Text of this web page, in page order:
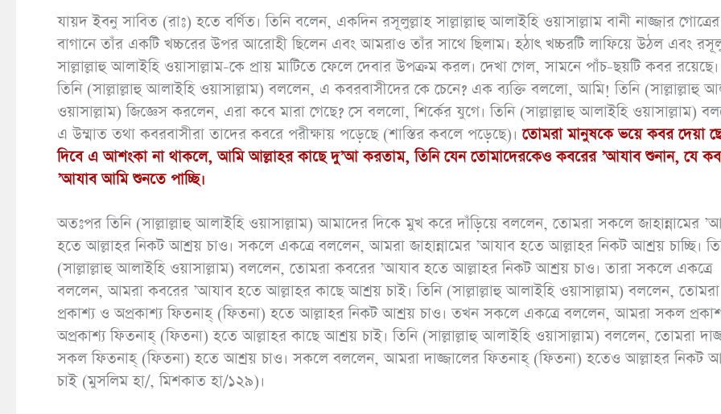
যায়দ ইবনু সাবিত (রাঃ) হতে বর্ণিত। তিনি বলেন, একদিন রসূলুল্লাহ সাল্লাল্লাহু আলাইহি ওয়াসাল্লাম বানী নাজ্জার
বাগানে তাঁর একটি খচ্চরের উপর আরোহী ছিলেন এবং আমরাও তাঁর সাথে ছিলাম। হঠাৎ খচ্চরটি লাফিয়ে উঠল এবং
সাল্লাল্লাহু আলাইহি ওয়াসাল্লাম-কে প্রায় মাটিতে ফেলে দেবার উপক্রম করল। দেখা গেল, সামনে পাঁচ-ছয়টি কবর
তিনি (সাল্লাল্লাহু আলাইহি ওয়াসাল্লাম) বললেন, এ কবরবাসীদের কে চেনে? এক ব্যক্তি বললো, আমি! তিনি (সাল্লাল্লাহু
ওয়াসাল্লাম) জিজ্ঞেস করলেন, এরা কবে মারা গেছে? সে বললো, শির্কের যুগে। তিনি (সাল্লাল্লাহু আলাইহি ওয়াসাল্লাম)
এ উম্মাত তথা কবরবাসীরা তাদের কবরে পরীক্ষায় পড়েছে (শাস্তির কবলে পড়েছে)।তোমরা মানুষকে ভয়ে কবর দেয়া
দিবে এ আশংকা না থাকলে, আমি আল্লাহর কাছে দু’আ করতাম, তিনি যেন তোমাদেরকেও কবরের ’আযাব শুনান, যে
’আযাব আমি শুনতে পাচ্ছি।
অতঃপর তিনি (সাল্লাল্লাহু আলাইহি ওয়াসাল্লাম) আমাদের দিকে মুখ করে দাঁড়িয়ে বললেন, তোমরা সকলে জাহান্নামের
হতে আল্লাহর নিকট আশ্রয় চাও। সকলে একত্রে বললেন, আমরা জাহান্নামের ’আযাব হতে আল্লাহর নিকট আশ্রয় চাচ্ছি।
(সাল্লাল্লাহু আলাইহি ওয়াসাল্লাম) বললেন, তোমরা কবরের ’আযাব হতে আল্লাহর নিকট আশ্রয় চাও। তারা সকলে একত্রে
বললেন, আমরা কবরের ’আযাব হতে আল্লাহর কাছে আশ্রয় চাই। তিনি (সাল্লাল্লাহু আলাইহি ওয়াসাল্লাম) বললেন,
প্রকাশ্য ও অপ্রকাশ্য ফিতনাহ্ (ফিতনা) হতে আল্লাহর নিকট আশ্রয় চাও। তখন সকলে একত্রে বললেন, আমরা সকল
অপ্রকাশ্য ফিতনাহ্ (ফিতনা) হতে আল্লাহর কাছে আশ্রয় চাই। তিনি (সাল্লাল্লাহু আলাইহি ওয়াসাল্লাম) বললেন, তোমরা
সকল ফিতনাহ্ (ফিতনা) হতে আশ্রয় চাও। সকলে বললেন, আমরা দাজ্জালের ফিতনাহ্ (ফিতনা) হতেও আল্লাহর নিকট
চাই (মুসলিম হা/, মিশকাত হা/১২৯)।
আনাস (রাযি.) থেকে
বর্ণিত, নবী সাল্লাল্লাহু
আলাইহি ওয়াসাল্লাম
বলেছেনঃ তোমরা (দ্বীনের
ব্যাপারে) সহজ পন্থা
অবলম্বন কর, কঠিন পন্থা
মানুষকে সুসংবাদ দাও,
বিরক্তি সৃষ্টি করো না।
(৬১২৫; মুসলিম ৩২/৩
হাঃ ১৭৩৪, আহমাদ
১৩১৭৪)